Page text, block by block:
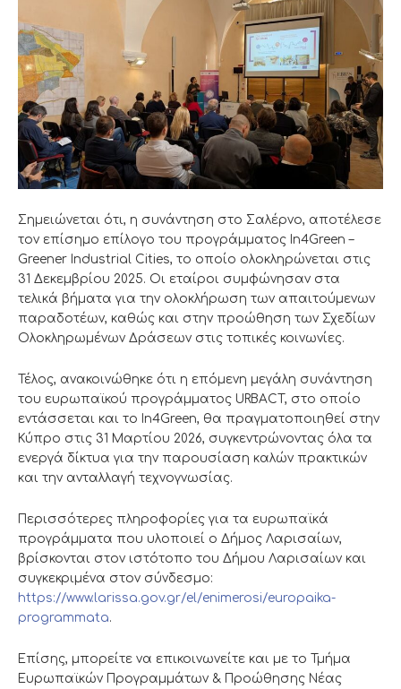
Σημειώνεται ότι, η συνάντηση στο Σαλέρνο, αποτέλεσε
τον επίσημο επίλογο του προγράμματος In4Green –
Greener Industrial Cities, το οποίο ολοκληρώνεται στις
31 Δεκεμβρίου 2025. Οι εταίροι συμφώνησαν στα
τελικά βήματα για την ολοκλήρωση των απαιτούμενων
παραδοτέων, καθώς και στην προώθηση των Σχεδίων
Ολοκληρωμένων Δράσεων στις τοπικές κοινωνίες.
Τέλος, ανακοινώθηκε ότι η επόμενη μεγάλη συνάντηση
του ευρωπαϊκού προγράμματος URBACT, στο οποίο
εντάσσεται και το In4Green, θα πραγματοποιηθεί στην
Κύπρο στις 31 Μαρτίου 2026, συγκεντρώνοντας όλα τα
ενεργά δίκτυα για την παρουσίαση καλών πρακτικών
και την ανταλλαγή τεχνογνωσίας.
Περισσότερες πληροφορίες για τα ευρωπαϊκά
προγράμματα που υλοποιεί ο Δήμος Λαρισαίων,
βρίσκονται στον ιστότοπο του Δήμου Λαρισαίων και
συγκεκριμένα στον σύνδεσμο:
https://www.larissa.gov.gr/el/enimerosi/europaika-
programmata.
Επίσης, μπορείτε να επικοινωνείτε και με το Τμήμα
Ευρωπαϊκών Προγραμμάτων & Προώθησης Νέας